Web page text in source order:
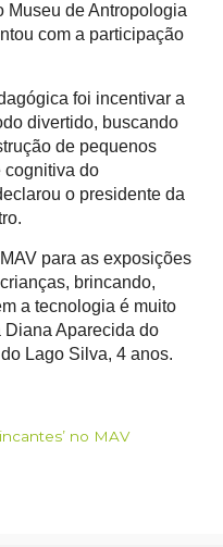
Museu de Antropologia
com a participação
foi incentivar a
divertido, buscando
de pequenos
cognitiva do
o presidente da
para as exposições
brincando,
a tecnologia é muito
Diana Aparecida do
Lago Silva, 4 anos.
no MAV